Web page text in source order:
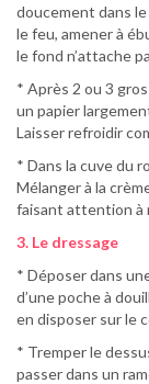
doucement dans
le feu, amener à
le fond n’attache
* Après 2 ou 3
un papier
Laisser refroidir
* Dans la cuve du
Mélanger à la
faisant attention à
3. Le dressage
* Déposer dans
d’une poche à
en disposer sur le
* Tremper le
passer dans un